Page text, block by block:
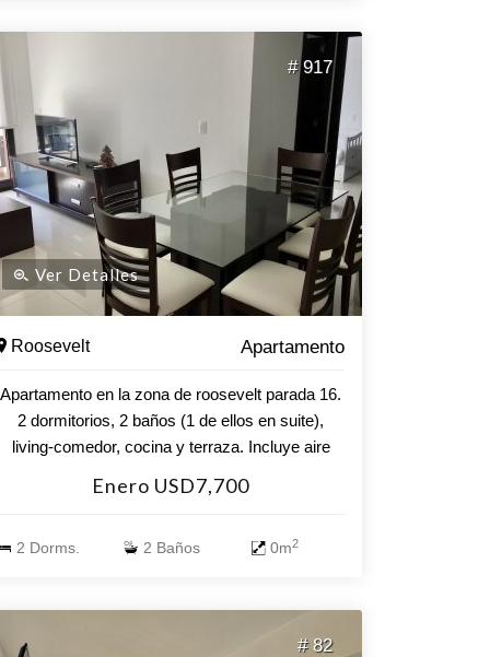
# 917
Ver Detalles
Roosevelt Apartamento
Apartamento en la zona de roosevelt parada 16.
2 dormitorios, 2 baños (1 de ellos en suite),
living-comedor, cocina y terraza. Incluye aire
cable. Garage. Amenities: piscina exterior,
de juegos y recepcion 24 hs.
Enero USD7,700
2 Dorms. 2 Baños 0m2
# 82